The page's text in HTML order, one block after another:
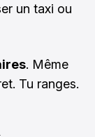
un taxi ou
. Même
Tu ranges.